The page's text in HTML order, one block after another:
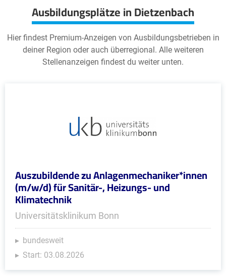
Ausbildungsplätze in Dietzenbach
Hier findest Premium-Anzeigen von Ausbildungsbetrieben in
deiner Region oder auch überregional. Alle weiteren
Stellenanzeigen findest du weiter unten.
Auszubildende zu Anlagenmechaniker*innen
(m/w/d) für Sanitär-, Heizungs- und
Klimatechnik
Universitätsklinikum Bonn
bundesweit
Start: 03.08.2026